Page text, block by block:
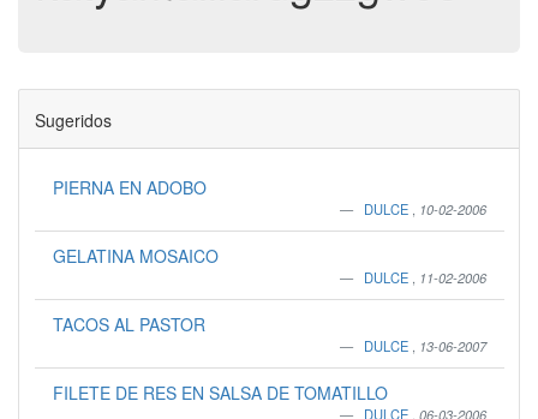
Sugeridos
PIERNA EN ADOBO
DULCE 10-02-2006
GELATINA MOSAICO
DULCE 11-02-2006
TACOS AL PASTOR
DULCE 13-06-2007
FILETE DE RES EN SALSA DE TOMATILLO
DULCE 06-03-2006